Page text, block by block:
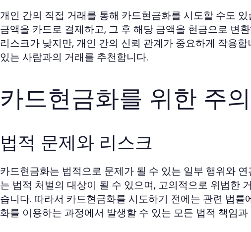
개인 간의 직접 거래를 통해 카드현금화를 시도할 수도
금액을 카드로 결제하고, 그 후 해당 금액을 현금으로 변
리스크가 낮지만, 개인 간의 신뢰 관계가 중요하게 작용
있는 사람과의 거래를 추천합니다.
카드현금화를 위한 주
법적 문제와 리스크
카드현금화는 법적으로 문제가 될 수 있는 일부 행위와
는 법적 처벌의 대상이 될 수 있으며, 고의적으로 위법한
습니다. 따라서 카드현금화를 시도하기 전에는 관련 법
화를 이용하는 과정에서 발생할 수 있는 모든 법적 책임